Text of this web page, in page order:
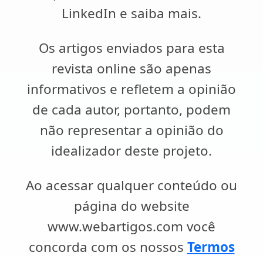
LinkedIn e saiba mais.
Os artigos enviados para esta
revista online são apenas
informativos e refletem a opinião
de cada autor, portanto, podem
não representar a opinião do
idealizador deste projeto.
Ao acessar qualquer conteúdo ou
página do website
www.webartigos.com você
concorda com os nossos Termos